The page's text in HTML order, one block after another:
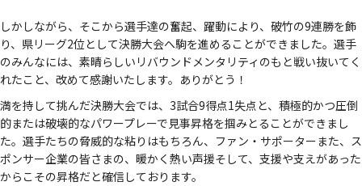
しかしながら、そこから選手達の奮起、躍動により、破竹の9連勝を飾
り、県リーグ2位として決勝大会へ駒を進めることができました。選手
のみんなには、素晴らしいリバウンドメンタリティのもと戦い抜いてく
れたこと、改めて感謝いたします。ありがとう！
満を持して挑んだ決勝大会では、3試合9得点1失点と、積極的かつ圧倒
的または破壊的なパワープレーで見事昇格を掴みとることができまし
た。選手たちの脅威的な粘りはもちろん、ファン・サポーターまた、ス
ポンサー企業の皆さまの、暖かく熱い声援そして、支援や支えがあった
からこその昇格だと確信しております。